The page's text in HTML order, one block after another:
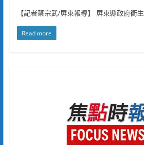
【記者蔡宗武/屏東報導】 屏東縣政府衛生
Read more